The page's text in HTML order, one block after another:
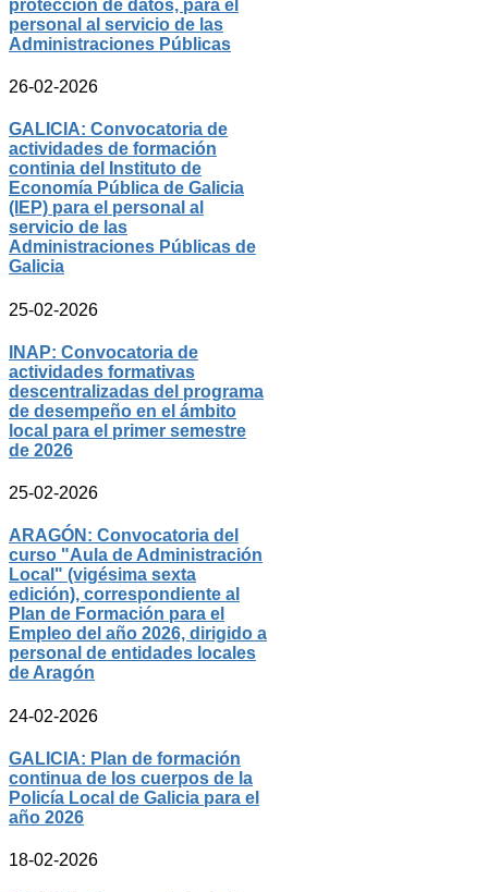
protección de datos, para el
personal al servicio de las
Administraciones Públicas
26-02-2026
GALICIA: Convocatoria de
actividades de formación
continia del Instituto de
Economía Pública de Galicia
(IEP) para el personal al
servicio de las
Administraciones Públicas de
Galicia
25-02-2026
INAP: Convocatoria de
actividades formativas
descentralizadas del programa
de desempeño en el ámbito
local para el primer semestre
de 2026
25-02-2026
ARAGÓN: Convocatoria del
curso "Aula de Administración
Local" (vigésima sexta
edición), correspondiente al
Plan de Formación para el
Empleo del año 2026, dirigido a
personal de entidades locales
de Aragón
24-02-2026
GALICIA: Plan de formación
continua de los cuerpos de la
Policía Local de Galicia para el
año 2026
18-02-2026